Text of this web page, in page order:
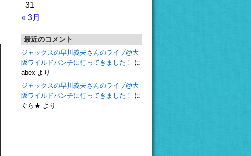
31
« 3月
最近のコメント
ジャックスの早川義夫さんのライブ@大
阪ワイルドバンチに行ってきました！
に
abex より
ジャックスの早川義夫さんのライブ@大
阪ワイルドバンチに行ってきました！
に
ぐら★ より